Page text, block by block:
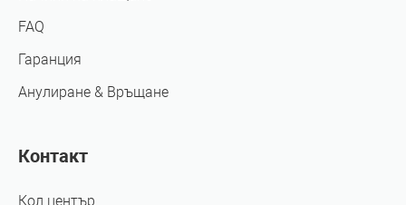
FAQ
Гаранция
Анулиране & Връщане
Контакт
Кол център